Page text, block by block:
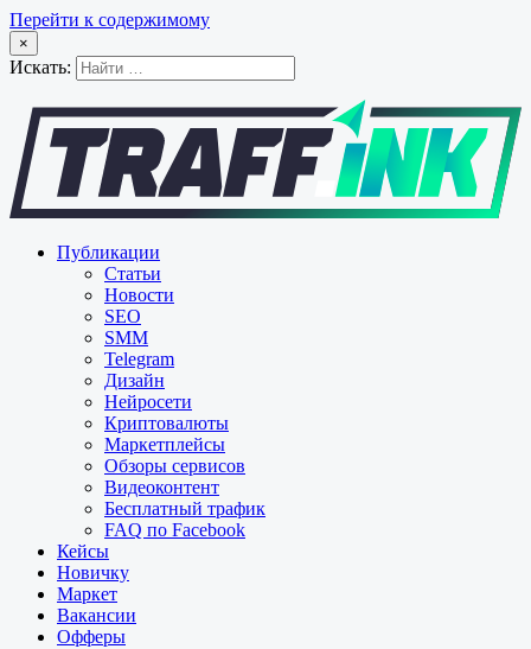
Перейти к содержимому
×
Искать:
Публикации
Статьи
Новости
SEO
SMM
Telegram
Дизайн
Нейросети
Криптовалюты
Маркетплейсы
Обзоры сервисов
Видеоконтент
Бесплатный трафик
FAQ по Facebook
Кейсы
Новичку
Маркет
Вакансии
Офферы